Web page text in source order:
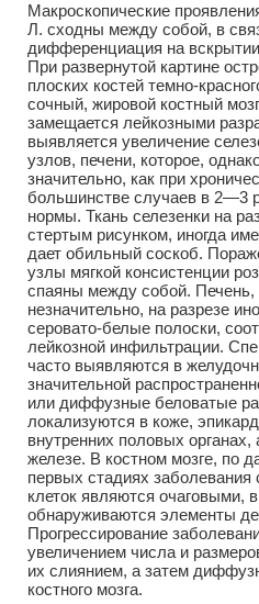
Макроскопические
Л. сходны между собой, в
дифференциация на
При развернутой картине
плоских костей темно-
сочный, жировой костный
замещается лейкозными
выявляется увеличение
узлов, печени, которое,
значительно, как при
большинстве случаев в 2—3
нормы. Ткань селезенки на
стертым рисунком, иногда
дает обильный соскоб.
узлы мягкой консистенции
спаяны между собой. Печень,
незначительно, на разрезе
серовато-белые полоски,
лейкозной инфильтрации.
часто выявляются в
значительной
или диффузные беловатые
локализуются в коже,
внутренних половых
железе. В костном мозге, по
первых стадиях заболевания
клеток являются очаговыми,
обнаруживаются элементы
Прогрессирование
увеличением числа и
их слиянием, а затем
костного мозга.